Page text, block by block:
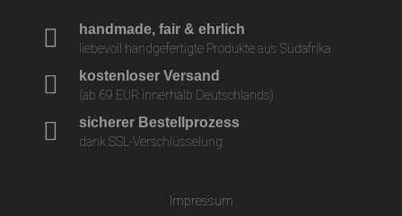
handmade, fair & ehrlich
liebevoll handgefertigte Produkte aus Südafrika
kostenloser Versand
(ab 69 EUR innerhalb Deutschlands)
sicherer Bestellprozess
dank SSL-Verschlüsselung
Impressum